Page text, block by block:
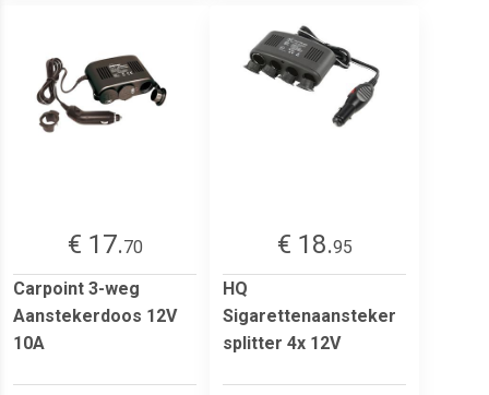
€ 17.70
Carpoint 3-weg
Aanstekerdoos 12V
10A
€ 18.95
HQ
Sigarettenaansteker
splitter 4x 12V